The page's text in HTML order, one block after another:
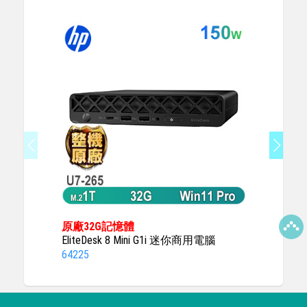
原廠32G記憶體
EliteDesk 8 Mini G1i 迷你商用電腦
64225
送HP